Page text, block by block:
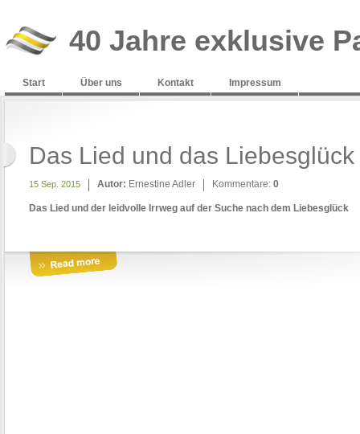
40 Jahre exklusive
Start Über uns Kontakt Impressum
Das Lied und das Liebesglück
15 Sep. 2015 Autor: Ernestine Adler Kommentare: 0
Das Lied und der leidvolle Irrweg auf der Suche nach dem Liebesglück